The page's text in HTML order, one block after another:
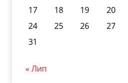
17
18 19 20
24
25 26 27
31
« Лип